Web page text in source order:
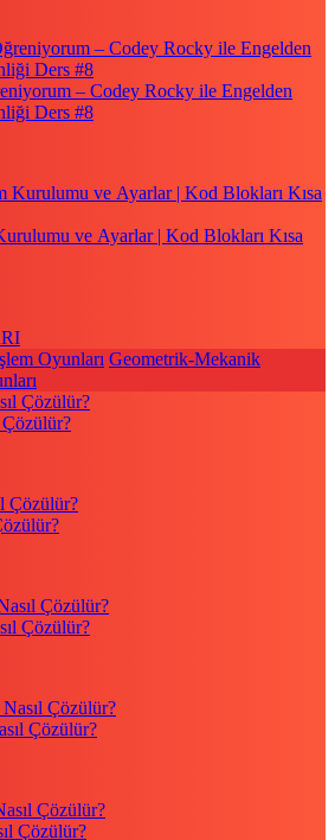
– Codey Rocky ile Engelden
Ders #8
ve Ayarlar | Kod Blokları Kısa
Oyunları Geometrik-Mekanik
Çözülür?
Çözülür?
Çözülür?
Çözülür?